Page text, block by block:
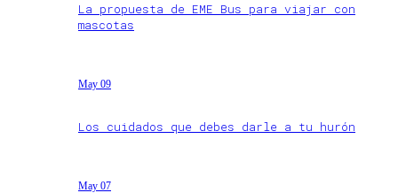
La propuesta de EME Bus para viajar con
mascotas
May 09
Los cuidados que debes darle a tu hurón
May 07